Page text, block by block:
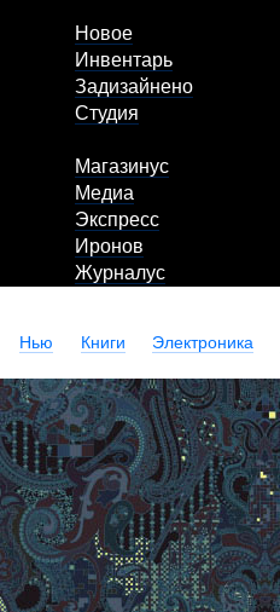
Новое
Инвентарь
Задизайнено
Студия
Магазинус
Медиа
Экспресс
Иронов
Журналус
Нью Книги Электроника